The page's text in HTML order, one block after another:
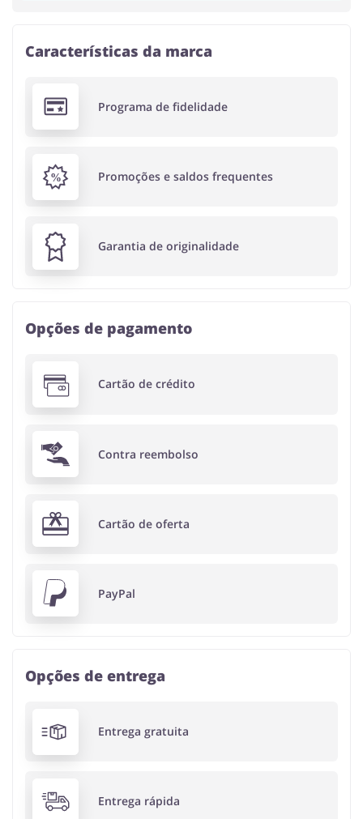
Características da marca
Programa de fidelidade
Promoções e saldos frequentes
Garantia de originalidade
Opções de pagamento
Cartão de crédito
Contra reembolso
Cartão de oferta
PayPal
Opções de entrega
Entrega gratuita
Entrega rápida